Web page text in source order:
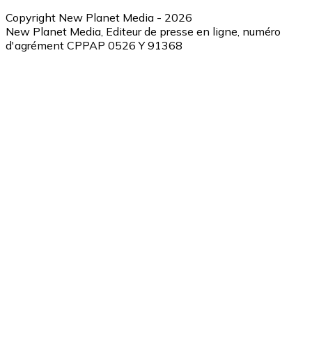
Copyright New Planet Media - 2026
New Planet Media, Editeur de presse en ligne, numéro
d'agrément CPPAP 0526 Y 91368